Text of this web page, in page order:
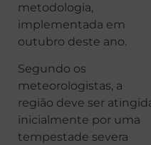
metodologia,
implementada em
outubro deste ano.
Segundo os
meteorologistas, a
região deve ser
inicialmente por uma
tempestade severa